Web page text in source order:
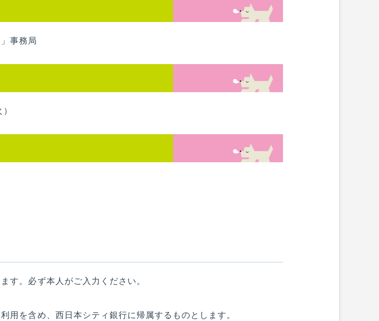
事務局
す。必ず本人がご入力ください。
用を含め、西日本シティ銀行に帰属するものとします。